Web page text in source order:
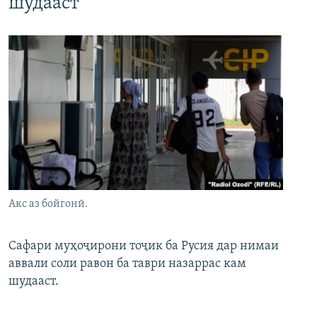
шудааст
Акс аз бойгонӣ.
Сафари муҳоҷирони тоҷик ба Русия дар нимаи
аввали соли равон ба таври назаррас кам
шудааст.